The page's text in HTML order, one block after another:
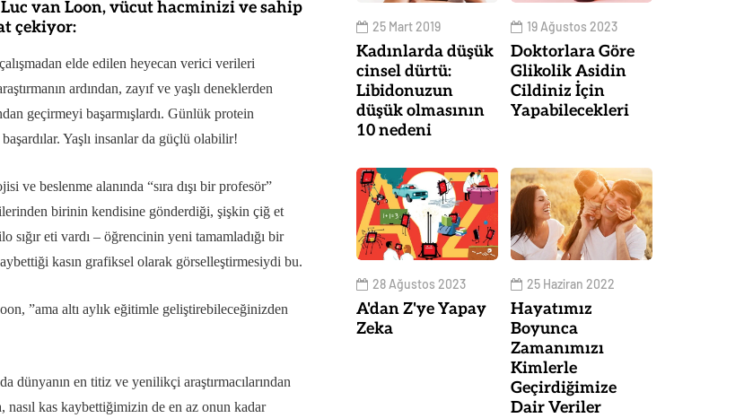
van Loon, vücut hacminizi ve sahip
çekiyor:
elde edilen heyecan verici verileri
ardından, zayıf ve yaşlı deneklerden
geçirmeyi başarmışlardı. Günlük protein
Yaşlı insanlar da güçlü olabilir!
ve beslenme alanında “sıra dışı bir profesör”
birinin kendisine gönderdiği, şişkin çiğ et
eti vardı – öğrencinin yeni tamamladığı bir
kasın grafiksel olarak görselleştirmesiydi bu.
”ama altı aylık eğitimle geliştirebileceğinizden
dünyanın en titiz ve yenilikçi araştırmacılarından
nasıl kas kaybettiğimizin de en az onun kadar
25 Mart 2019
Kadınlarda düşük
cinsel dürtü:
Libidonuzun
düşük olmasının
10 nedeni
19 Ağustos 2023
Doktorlara Göre
Glikolik Asidin
Cildiniz İçin
Yapabilecekleri
28 Ağustos 2023
A'dan Z'ye Yapay
Zeka
25 Haziran 2022
Hayatımız
Boyunca
Zamanımızı
Kimlerle
Geçirdiğimize
Dair Veriler